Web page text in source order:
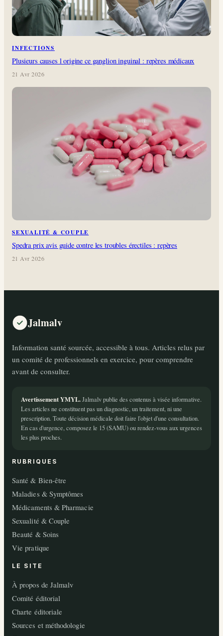
INFECTIONS
Plusieurs causes l origine ce ganglion inguinal : repères médicaux
21 Avr 2026
SEXUALITÉ & COUPLE
Spedra prix avis guide contre les troubles érectiles : repères
21 Avr 2026
Jalmalv
Information santé sourcée, accessible à tous. Articles relus par
un comité de professionnels en exercice, pour comprendre
avant de consulter.
Avertissement YMYL.Jalmalv publie des contenus à visée informative.
Les articles ne constituent pas un diagnostic, un traitement, ni une
prescription. Toute décision médicale doit faire l'objet d'une consultation.
En cas d'urgence, composez le 15 (SAMU) ou rendez-vous aux urgences
les plus proches.
RUBRIQUES
Santé & Bien-être
Maladies & Symptômes
Médicaments & Pharmacie
Sexualité & Couple
Beauté & Soins
Vie pratique
LE SITE
À propos de Jalmalv
Comité éditorial
Charte éditoriale
Sources et méthodologie